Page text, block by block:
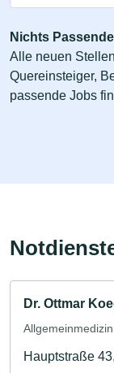
Nichts
Alle neuen
Quereinsteiger,
passende Jobs
Dr. Ottmar
Allgemeinmedizin
Hauptstraße